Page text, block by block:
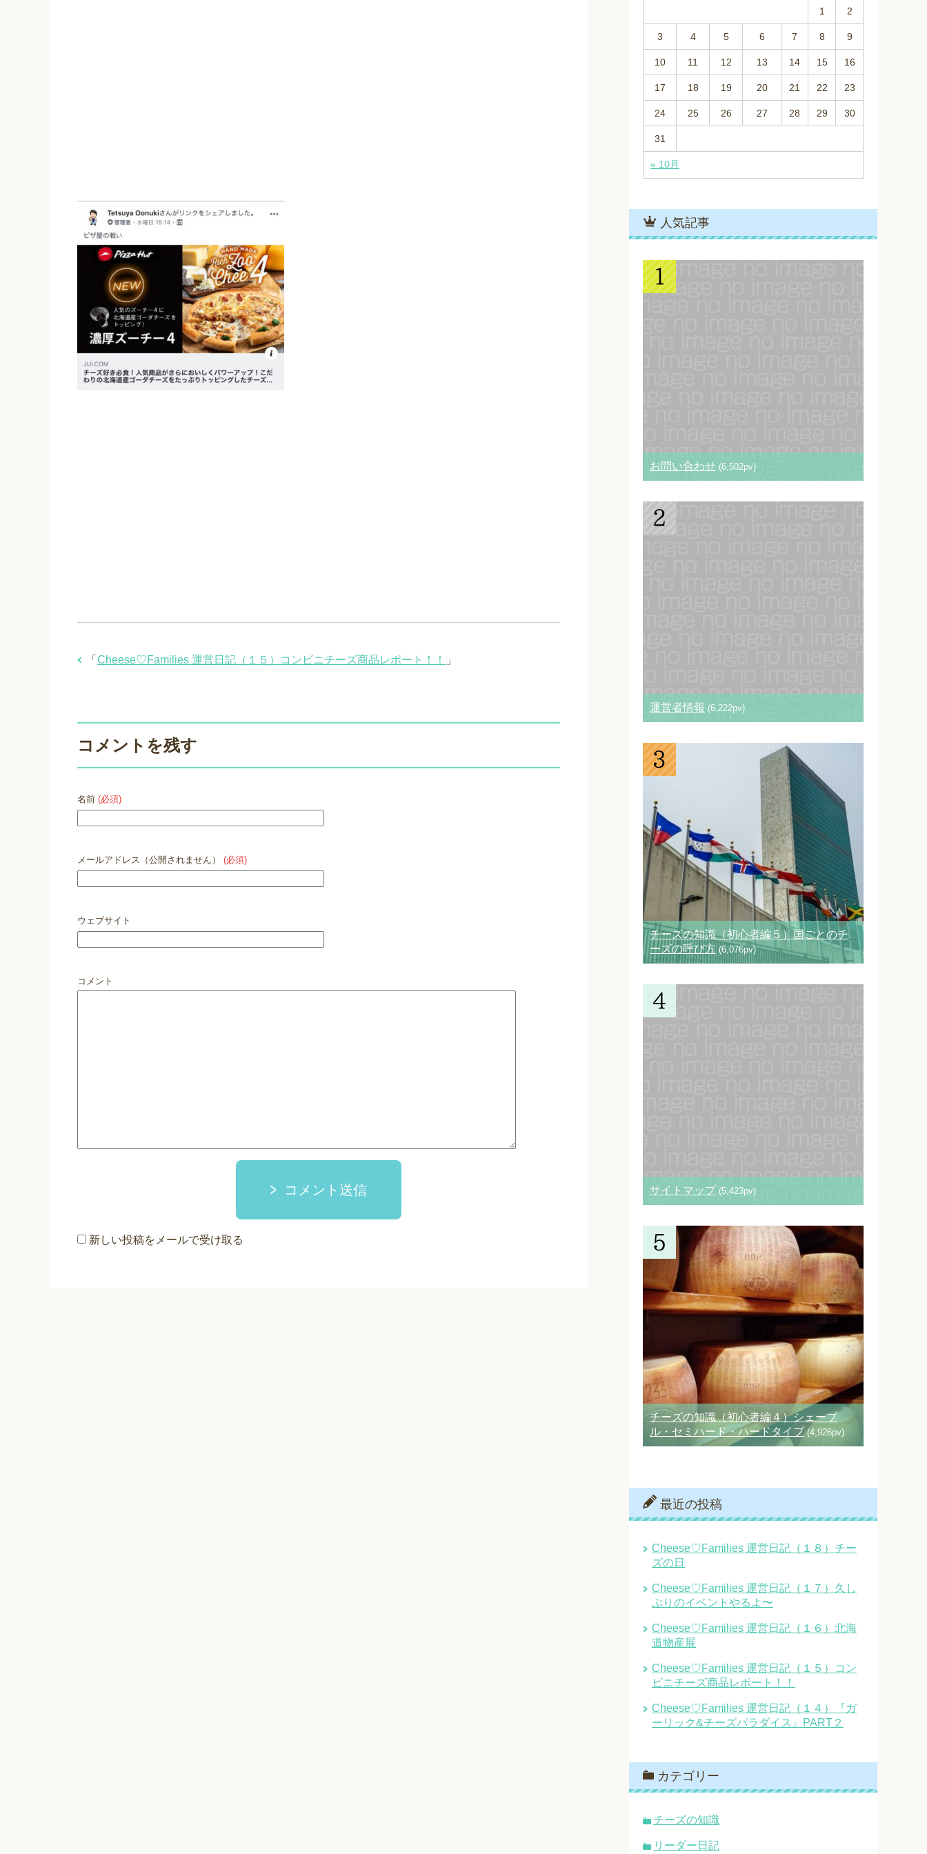
「 Cheese♡Families 運営日記（１５）コンビニチーズ商品レポート！！ 」
コメントを残す
名前 (必須)
メールアドレス（公開されません） (必須)
ウェブサイト
コメント
コメント送信
新しい投稿をメールで受け取る
« 10月
1 2
3 4 5 6 7 8 9
10 11 12 13 14 15 16
17 18 19 20 21 22 23
24 25 26 27 28 29 30
31
人気記事
お問い合わせ (6,502pv)
運営者情報 (6,222pv)
チーズの知識（初心者編５）国ごとのチ
ーズの呼び方 (6,076pv)
サイトマップ (5,423pv)
チーズの知識（初心者編４）シェーブ
ル・セミハード・ハードタイプ(4,926pv)
最近の投稿
Cheese♡Families 運営日記（１８）チー
ズの日
Cheese♡Families 運営日記（１７）久し
ぶりのイベントやるよ〜
Cheese♡Families 運営日記（１６）北海
道物産展
Cheese♡Families 運営日記（１５）コン
ビニチーズ商品レポート！！
Cheese♡Families 運営日記（１４）『ガ
ーリック&チーズパラダイス』PART２
カテゴリー
チーズの知識
リーダー日記